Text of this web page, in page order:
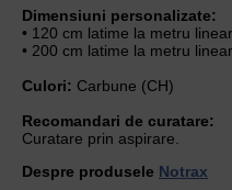
Dimensiuni personalizate:
• 120 cm latime la metru linear
• 200 cm latime la metru linear
Culori: Carbune (CH)
Recomandari de curatare:
Curatare prin aspirare.
Despre produsele Notrax